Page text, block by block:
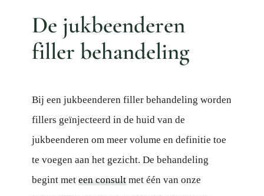
De jukbeenderen
filler behandeling
Bij een jukbeenderen filler behandeling worden
fillers geïnjecteerd in de huid van de
jukbeenderen om meer volume en definitie toe
te voegen aan het gezicht. De behandeling
begint met een consultmet één van onze